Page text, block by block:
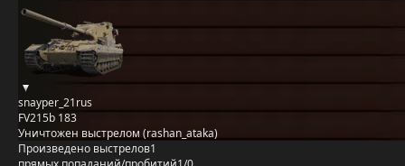
snayper_21rus
FV215b 183
Уничтожен выстрелом (rashan_ataka)
Произведено выстрелов1